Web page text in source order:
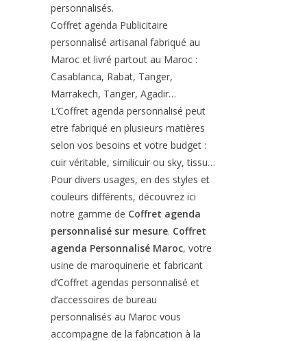
personnalisés.
Coffret agenda Publicitaire
personnalisé artisanal fabriqué au
Maroc et livré partout au Maroc :
Casablanca, Rabat, Tanger,
Marrakech, Tanger, Agadir…
L’Coffret agenda personnalisé peut
etre fabriqué en plusieurs matières
selon vos besoins et votre budget :
cuir véritable, similicuir ou sky, tissu…
Pour divers usages, en des styles et
couleurs différents, découvrez ici
notre gamme de Coffret agenda
personnalisé sur mesure. Coffret
agenda Personnalisé Maroc, votre
usine de maroquinerie et fabricant
d’Coffret agendas personnalisé et
d’accessoires de bureau
personnalisés au Maroc vous
accompagne de la fabrication à la